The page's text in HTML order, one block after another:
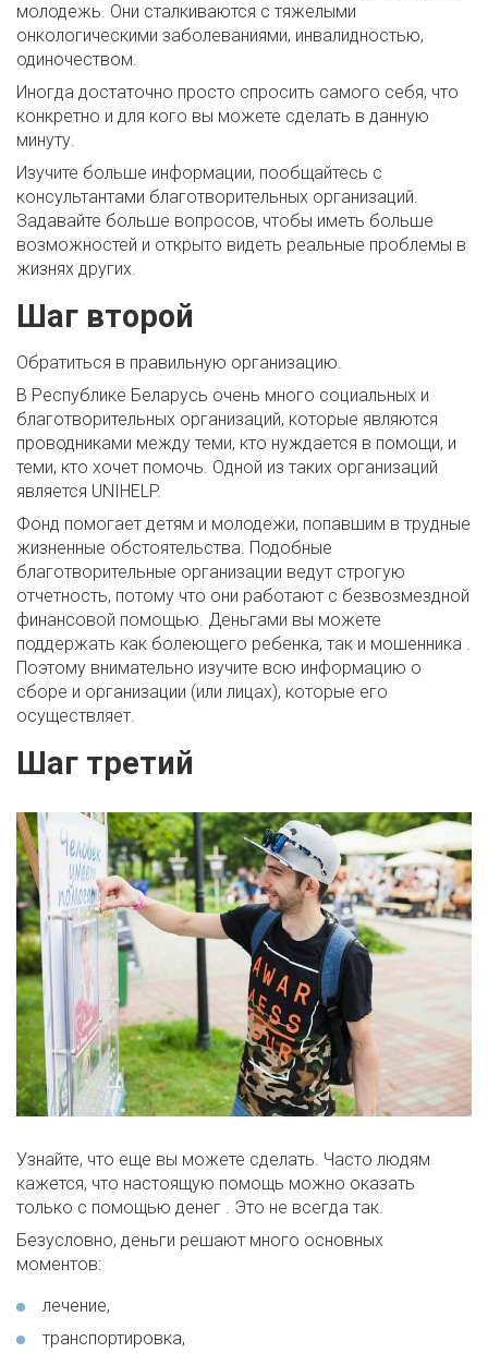
молодежь. Они сталкиваются с тяжелыми
онкологическими заболеваниями, инвалидностью,
одиночеством.
Иногда достаточно просто спросить самого себя, что
конкретно и для кого вы можете сделать в данную
минуту.
Изучите больше информации, пообщайтесь с
консультантами благотворительных организаций.
Задавайте больше вопросов, чтобы иметь больше
возможностей и открыто видеть реальные проблемы в
жизнях других.
Шаг второй
Обратиться в правильную организацию.
В Республике Беларусь очень много социальных и
благотворительных организаций, которые являются
проводниками между теми, кто нуждается в помощи, и
теми, кто хочет помочь. Одной из таких организаций
является UNIHELP.
Фонд помогает детям и молодежи, попавшим в трудные
жизненные обстоятельства. Подобные
благотворительные организации ведут строгую
отчетность, потому что они работают с безвозмездной
финансовой помощью. Деньгами вы можете
поддержать как болеющего ребенка, так и мошенника .
Поэтому внимательно изучите всю информацию о
сборе и организации (или лицах), которые его
осуществляет.
Шаг третий
Узнайте, что еще вы можете сделать. Часто людям
кажется, что настоящую помощь можно оказать
только с помощью денег . Это не всегда так.
Безусловно, деньги решают много основных
моментов:
лечение,
транспортировка,